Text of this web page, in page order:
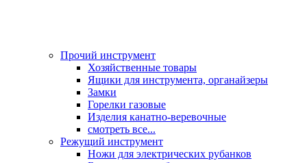
Прочий инструмент
Хозяйственные товары
Ящики для инструмента, органайзеры
Замки
Горелки газовые
Изделия канатно-веревочные
смотреть все...
Режущий инструмент
Ножи для электрических рубанков